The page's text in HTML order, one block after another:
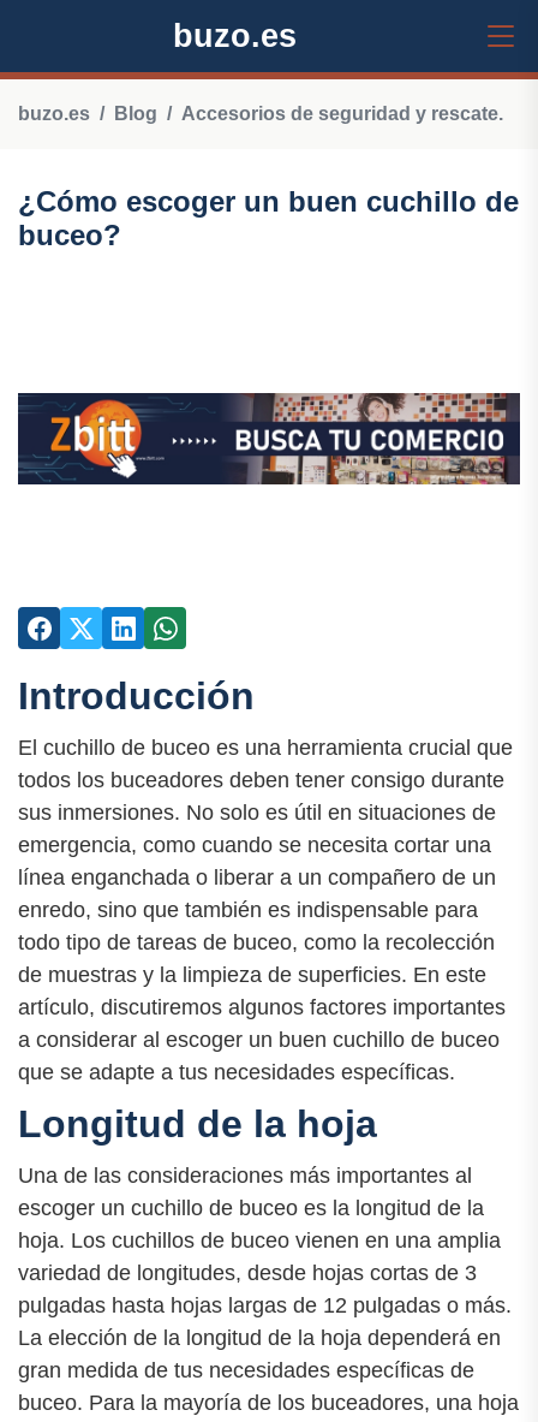
buzo.es
buzo.es Blog Accesorios de seguridad y rescate.
¿Cómo escoger un buen cuchillo de
buceo?
Introducción
El cuchillo de buceo es una herramienta crucial que
todos los buceadores deben tener consigo durante
sus inmersiones. No solo es útil en situaciones de
emergencia, como cuando se necesita cortar una
línea enganchada o liberar a un compañero de un
enredo, sino que también es indispensable para
todo tipo de tareas de buceo, como la recolección
de muestras y la limpieza de superficies. En este
artículo, discutiremos algunos factores importantes
a considerar al escoger un buen cuchillo de buceo
que se adapte a tus necesidades específicas.
Longitud de la hoja
Una de las consideraciones más importantes al
escoger un cuchillo de buceo es la longitud de la
hoja. Los cuchillos de buceo vienen en una amplia
variedad de longitudes, desde hojas cortas de 3
pulgadas hasta hojas largas de 12 pulgadas o más.
La elección de la longitud de la hoja dependerá en
gran medida de tus necesidades específicas de
buceo. Para la mayoría de los buceadores, una hoja